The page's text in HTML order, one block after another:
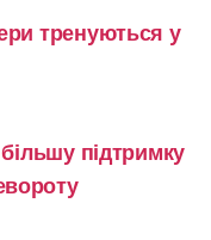
тренуються у
підтримку